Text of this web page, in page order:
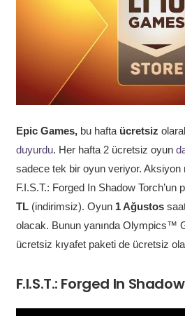
Epic Games,bu hafta ücretsiz
duyurdu. Her hafta 2 ücretsiz oyun
sadece tek bir oyun veriyor. Aksiyon
F.I.S.T.: Forged In Shadow Torch’un
TL(indirimsiz). Oyun 1 Ağustos
olacak. Bunun yanında Olympics™
ücretsiz kıyafet paketi de ücretsiz
F.I.S.T.: Forged In